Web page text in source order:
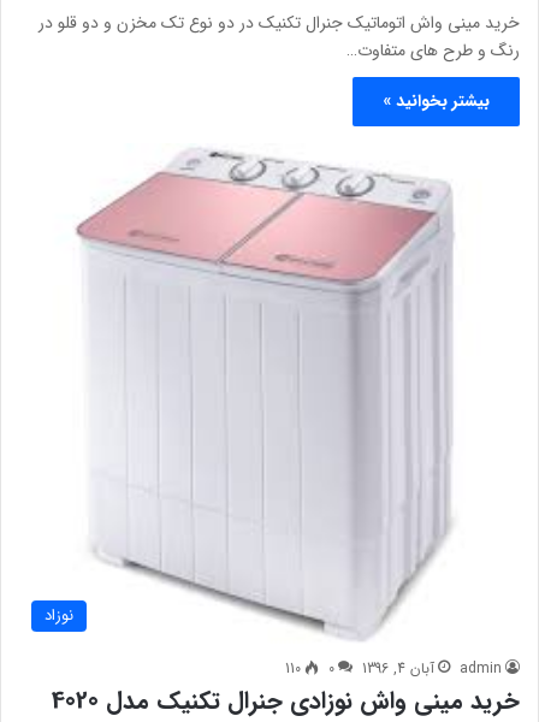
خرید مینی واش اتوماتیک جنرال تکنیک در دو نوع تک مخزن و دو قلو در
رنگ و طرح های متفاوت…
بیشتر بخوانید »
نوزاد
admin آبان 4, 1396 0
110
خرید مینی واش نوزادی جنرال تکنیک مدل 4020